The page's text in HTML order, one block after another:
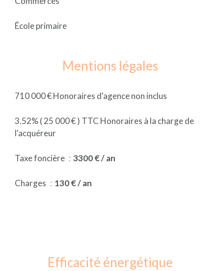
École primaire
Mentions légales
710 000 € Honoraires d'agence non inclus
3.52% ( 25 000 € ) TTC Honoraires à la charge de
l'acquéreur
Taxe foncière 3300 € / an
Charges 130 € / an
Efficacité énergétique